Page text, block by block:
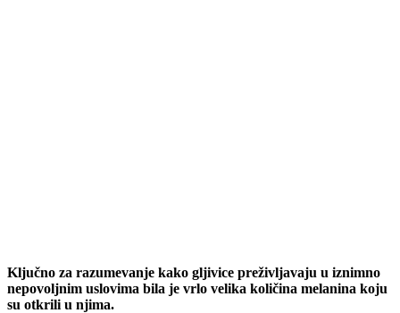
Ključno za razumevanje kako gljivice preživljavaju u iznimno
nepovoljnim uslovima bila je vrlo velika količina melanina koju
su otkrili u njima.